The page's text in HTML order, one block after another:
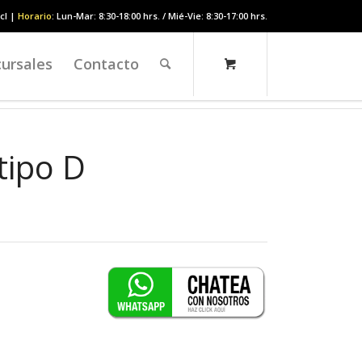
| Horario: Lun-Mar: 8:30-18:00 hrs. / Mié-Vie: 8:30-17:00 hrs.
Contacto
D